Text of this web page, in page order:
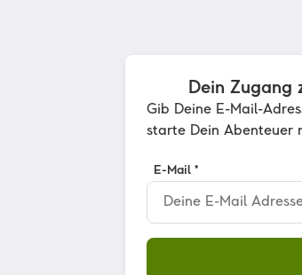
Dein Zugang
Gib Deine E-Mail-
starte Dein Abenteuer
E-Mail *